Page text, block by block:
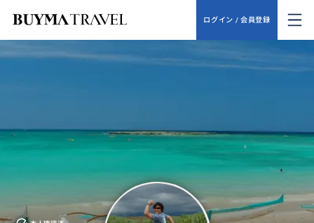
ログイン / 会員登録